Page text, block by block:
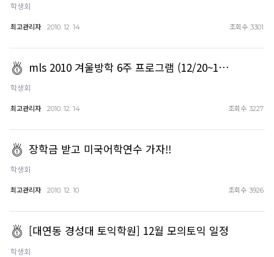
학생회
최고관리자 2010. 12. 14 조회수 3301
mls 2010 겨울방학 6주 프로그램 (12/20~1…
학생회
최고관리자 2010. 12. 14 조회수 3227
장학금 받고 미국어학연수 가자!!
학생회
최고관리자 2010. 12. 10 조회수 3926
[대연동 경성대 토익학원] 12월 모의토익 일정
학생회